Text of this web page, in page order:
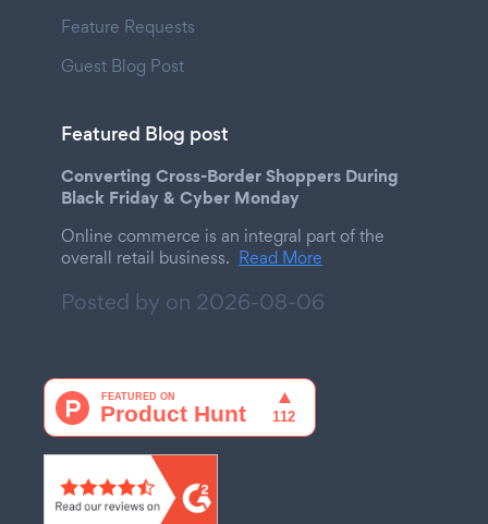
Feature Requests
Guest Blog Post
Featured Blog post
Converting Cross-Border Shoppers During
Black Friday & Cyber Monday
Online commerce is an integral part of the
overall retail business. Read More
Posted by on 2026-08-06